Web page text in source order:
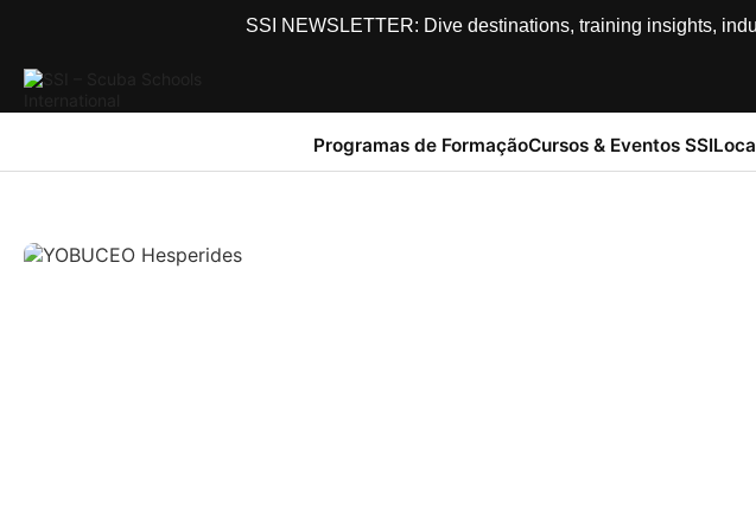
SSI NEWSLETTER: Dive destinations, training insights,
Programas de FormaçãoCursos & Eventos SSI